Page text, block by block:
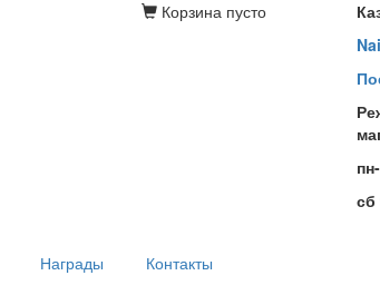
Корзина пусто
сб
Награды Контакты